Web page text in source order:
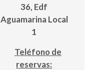
36, Edf
Aguamarina Local
1
Teléfono de
reservas: